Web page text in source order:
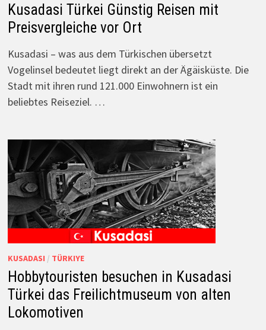
Kusadasi Türkei Günstig Reisen mit
Preisvergleiche vor Ort
Kusadasi – was aus dem Türkischen übersetzt
Vogelinsel bedeutet liegt direkt an der Ägäisküste. Die
Stadt mit ihren rund 121.000 Einwohnern ist ein
beliebtes Reiseziel. …
KUSADASI / TÜRKIYE
Hobbytouristen besuchen in Kusadasi
Türkei das Freilichtmuseum von alten
Lokomotiven